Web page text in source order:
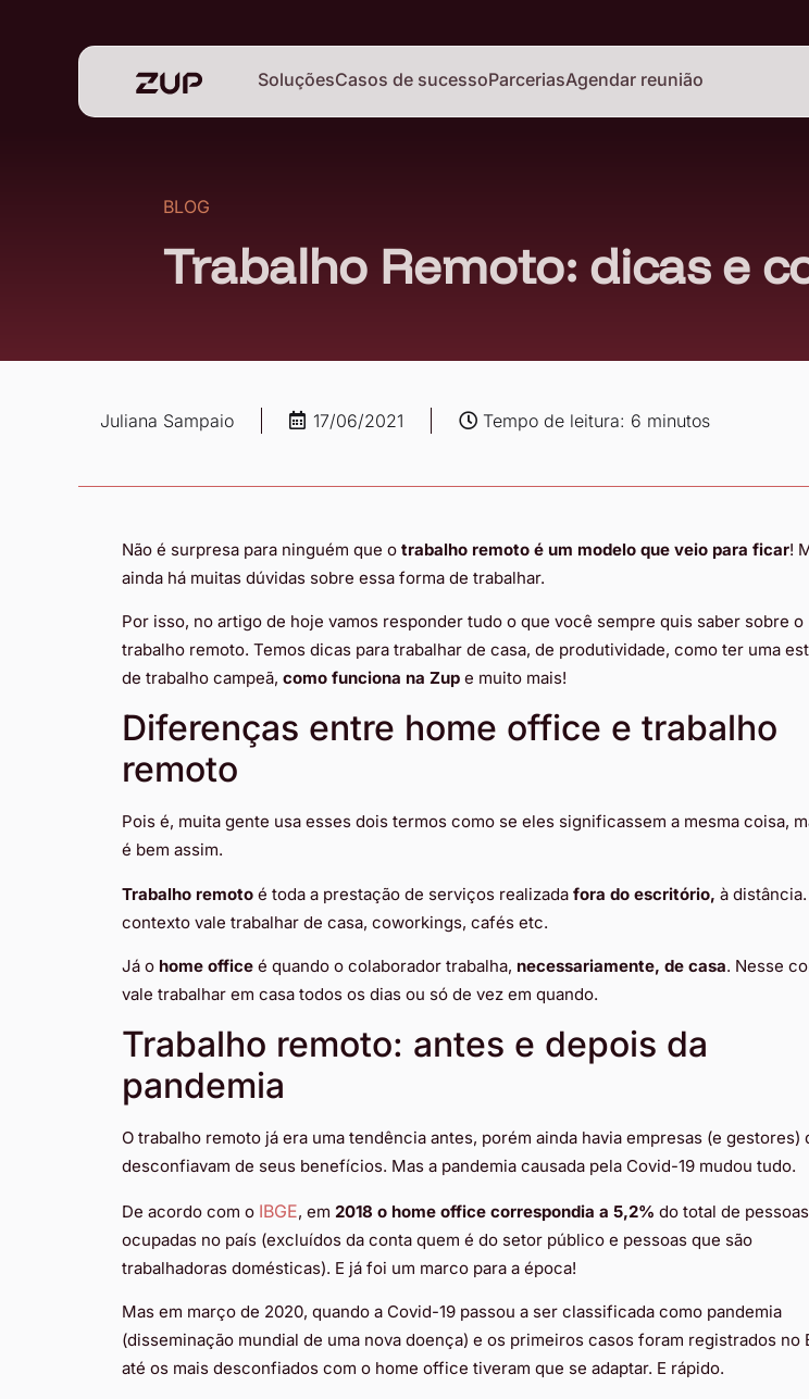
SoluçõesCasos de sucessoParceriasAgendar reunião
BLOG
Trabalho Remoto: dicas e
Juliana Sampaio 17/06/2021 Tempo de leitura: 6 minutos
Não é surpresa para ninguém que o trabalho remoto é um modelo que veio para ficar!
ainda há muitas dúvidas sobre essa forma de trabalhar.
Por isso, no artigo de hoje vamos responder tudo o que você sempre quis saber sobre o
trabalho remoto. Temos dicas para trabalhar de casa, de produtividade, como ter uma
de trabalho campeã, como funciona na Zup e muito mais!
Diferenças entre home office e trabalho
remoto
Pois é, muita gente usa esses dois termos como se eles significassem a mesma coisa,
é bem assim.
Trabalho remoto é toda a prestação de serviços realizada fora do escritório, à
contexto vale trabalhar de casa, coworkings, cafés etc.
Já o home office é quando o colaborador trabalha, necessariamente, de casa. Nesse
vale trabalhar em casa todos os dias ou só de vez em quando.
Trabalho remoto: antes e depois da
pandemia
O trabalho remoto já era uma tendência antes, porém ainda havia empresas (e gestores)
desconfiavam de seus benefícios. Mas a pandemia causada pela Covid-19 mudou tudo.
De acordo com o IBGE, em 2018 o home office correspondia a 5,2% do total de pessoas
ocupadas no país (excluídos da conta quem é do setor público e pessoas que são
trabalhadoras domésticas). E já foi um marco para a época!
Mas em março de 2020, quando a Covid-19 passou a ser classificada como pandemia
(disseminação mundial de uma nova doença) e os primeiros casos foram registrados no
até os mais desconfiados com o home office tiveram que se adaptar. E rápido.